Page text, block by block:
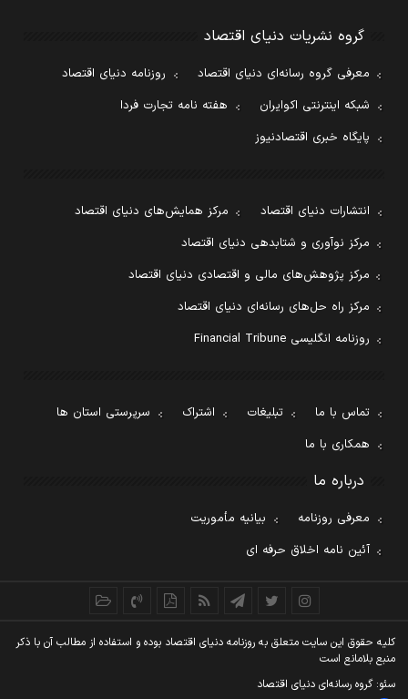
گروه نشریات دنیای اقتصاد
معرفی گروه رسانه‌ای دنیای اقتصاد
روزنامه دنیای اقتصاد
شبکه اینترنتی اکوایران
هفته نامه تجارت فردا
پایگاه خبری اقتصادنیوز
انتشارات دنیای اقتصاد
مرکز همایش‌های دنیای اقتصاد
مرکز نوآوری و شتابدهی دنیای اقتصاد
مرکز پژوهش‌های مالی و اقتصادی دنیای اقتصاد
مرکز راه حل‌های رسانه‌ای دنیای اقتصاد
روزنامه انگلیسی Financial Tribune
تماس با ما تبلیغات اشتراک
سرپرستی استان ها
همکاری با ما
درباره ما
معرفی روزنامه
بیانیه مأموریت
آئین نامه اخلاق حرفه ای
کليه حقوق اين سايت متعلق به روزنامه دنيای اقتصاد بوده و استفاده از مطالب آن با ذکر
منبع بلامانع است
سئو: گروه رسانه‌ای دنیای اقتصاد